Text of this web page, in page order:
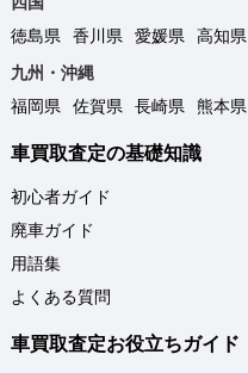
徳島県
香川県 愛媛県
高知県
九州・沖縄
福岡県
佐賀県 長崎県 熊本県
車買取査定の基礎知識
初心者ガイド
廃車ガイド
用語集
よくある質問
車買取査定お役立ちガイド